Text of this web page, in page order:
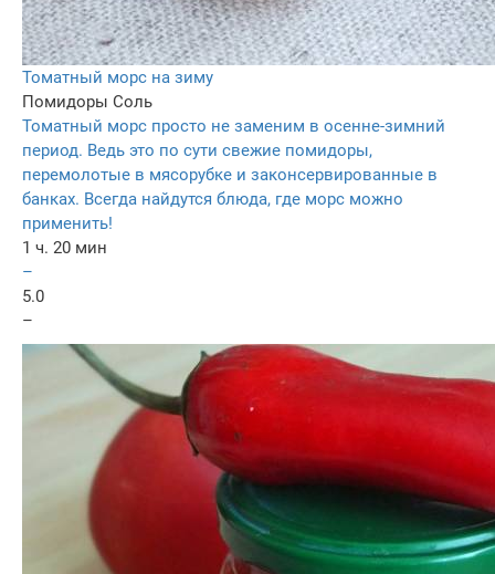
Томатный морс на зиму
Помидоры Соль
Томатный морс просто не заменим в осенне-зимний
период. Ведь это по сути свежие помидоры,
перемолотые в мясорубке и законсервированные в
банках. Всегда найдутся блюда, где морс можно
применить!
1 ч. 20 мин
–
5.0
–